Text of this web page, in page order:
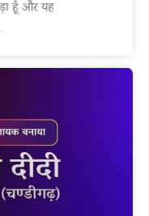
हूँ और यह